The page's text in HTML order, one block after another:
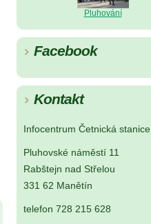
Pluhování
Facebook
Kontakt
Infocentrum Četnická stanice
Pluhovské náměstí 11
Rabštejn nad Střelou
331 62 Manětín
telefon 728 215 628